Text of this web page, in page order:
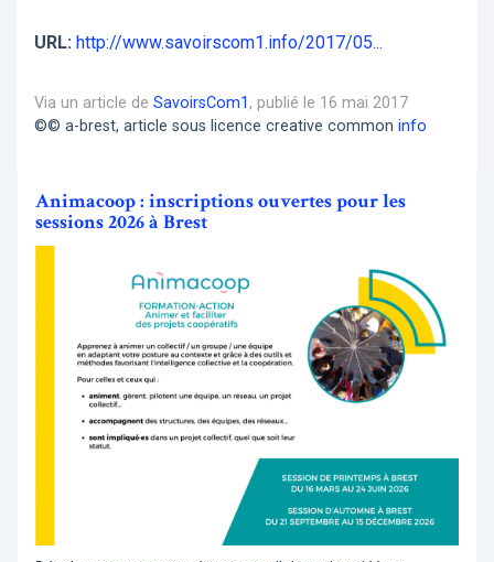
URL: http://www.savoirscom1.info/2017/05...
Via un article de SavoirsCom1, publié le 16 mai 2017
©© a-brest, article sous licence creative common info
Animacoop : inscriptions ouvertes pour les
sessions 2026 à Brest